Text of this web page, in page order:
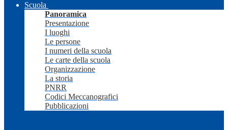
Scuola
Panoramica
Presentazione
I luoghi
Le persone
I numeri della scuola
Le carte della scuola
Organizzazione
La storia
PNRR
Codici Meccanografici
Pubblicazioni